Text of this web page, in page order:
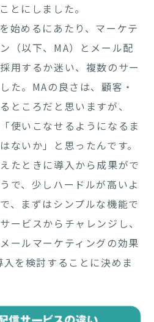
とにしました。
始めるにあたり、マーケテ
（以下、MA）とメール配
用するか迷い、複数のサー
た。MAの良さは、顧客・
ところだと思いますが、
使いこなせるようになるま
ないか」と思ったんです。
たときに導入から成果がで
で、少しハードルが高いよ
、まずはシンプルな機能で
ービスからチャレンジし、
ールマーケティングの効果
を検討することに決めま